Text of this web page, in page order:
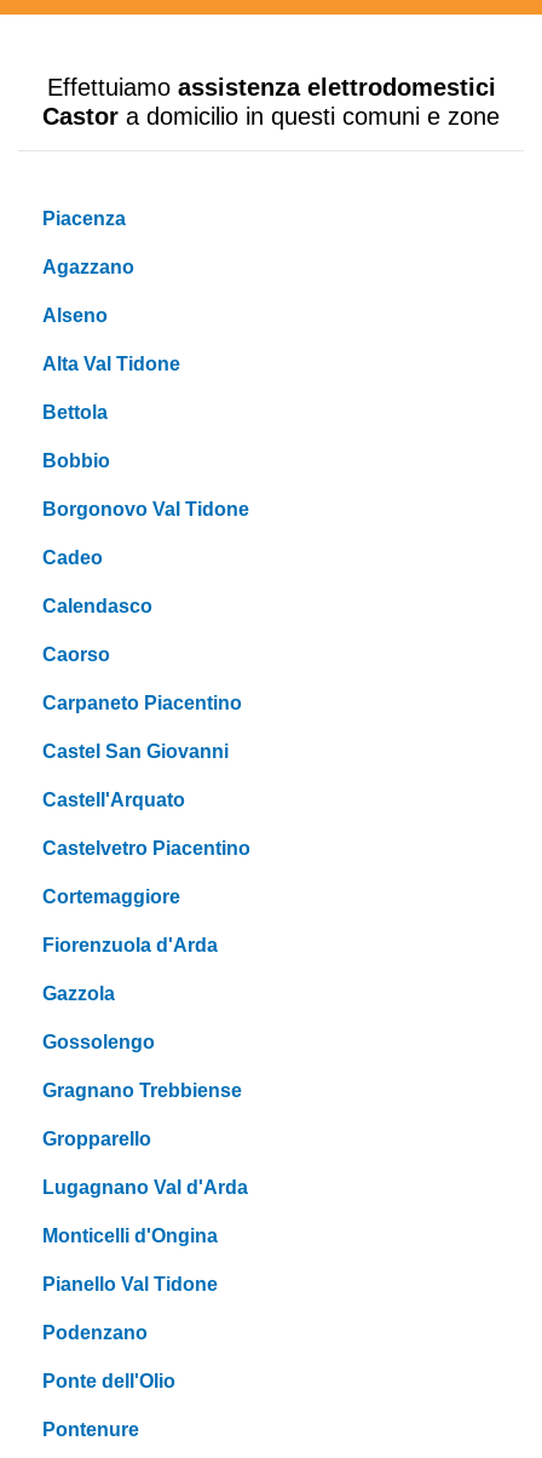
Effettuiamo assistenza elettrodomestici
Castor a domicilio in questi comuni e zone
Piacenza
Agazzano
Alseno
Alta Val Tidone
Bettola
Bobbio
Borgonovo Val Tidone
Cadeo
Calendasco
Caorso
Carpaneto Piacentino
Castel San Giovanni
Castell'Arquato
Castelvetro Piacentino
Cortemaggiore
Fiorenzuola d'Arda
Gazzola
Gossolengo
Gragnano Trebbiense
Gropparello
Lugagnano Val d'Arda
Monticelli d'Ongina
Pianello Val Tidone
Podenzano
Ponte dell'Olio
Pontenure